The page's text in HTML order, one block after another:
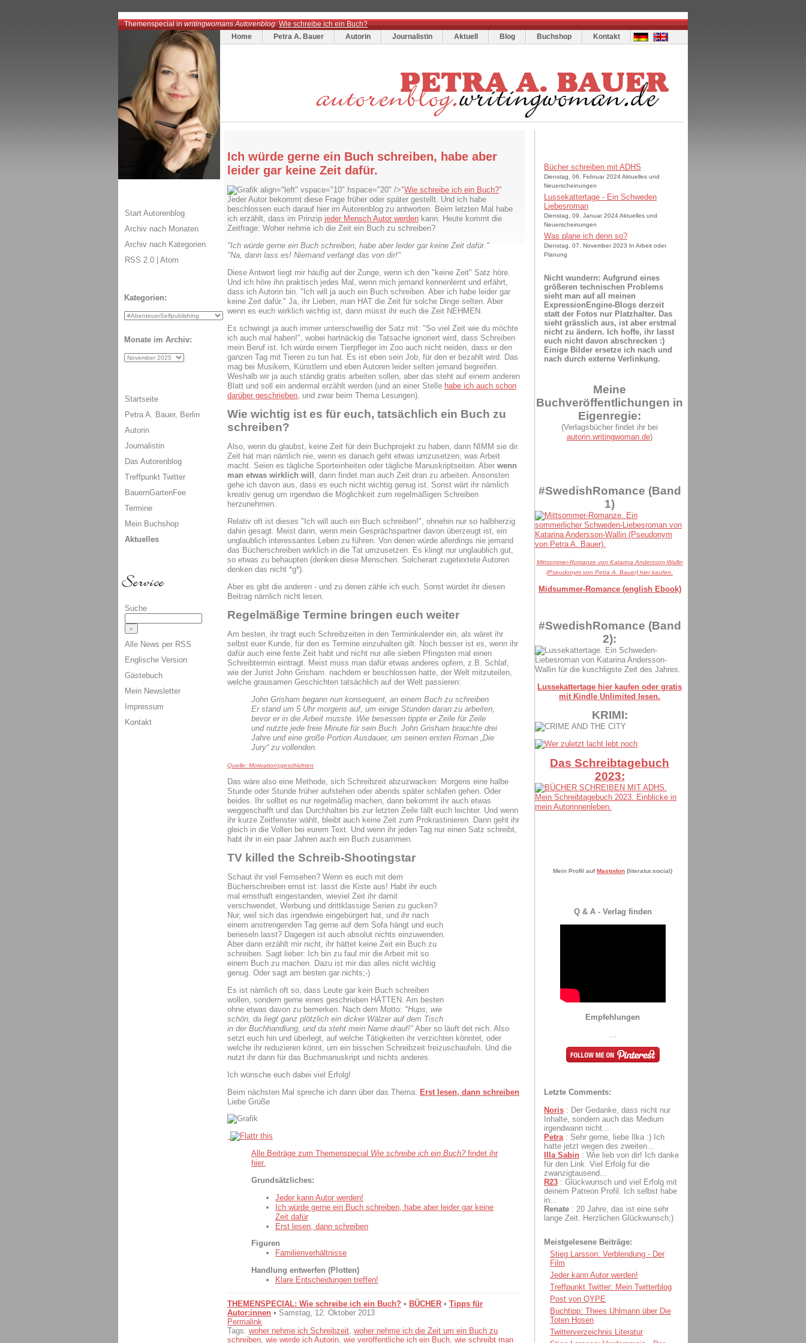
Themenspecial inwritingwomans Autorenblog:Wie schreibe ich ein Buch?
Home
Petra A. Bauer Autorin Journalistin Aktuell Blog Buchshop Kontakt
Ich würde gerne ein Buch schreiben, habe aber
leider gar keine Zeit dafür.
align="left" vspace="10" hspace="20" />"Wie schreibe ich ein Buch?"
Jeder Autor bekommt diese Frage früher oder später gestellt. Und ich habe
beschlossen euch darauf hier im Autorenblog zu antworten. Beim letzten Mal habe
ich erzählt, dass im Prinzip jeder Mensch Autor werden kann. Heute kommt die
Zeitfrage: Woher nehme ich die Zeit ein Buch zu schreiben?
"Ich würde gerne ein Buch schreiben, habe aber leider gar keine Zeit dafür."
"Na, dann lass es! Niemand verlangt das von dir!"
Diese Antwort liegt mir häufig auf der Zunge, wenn ich den "keine Zeit" Satz höre.
Und ich höre ihn praktisch jedes Mal, wenn mich jemand kennenlernt und erfährt,
dass ich Autorin bin. "Ich will ja auch ein Buch schreiben. Aber ich habe leider gar
keine Zeit dafür." Ja, ihr Lieben, man HAT die Zeit für solche Dinge selten. Aber
wenn es euch wirklich wichtig ist, dann müsst ihr euch die Zeit NEHMEN.
Es schwingt ja auch immer unterschwellig der Satz mit: "So viel Zeit wie du möchte
ich auch mal haben!", wobei hartnäckig die Tatsache ignoriert wird, dass Schreiben
mein Beruf ist. Ich würde einem Tierpfleger im Zoo auch nicht neiden, dass er den
ganzen Tag mit Tieren zu tun hat. Es ist eben sein Job, für den er bezahlt wird. Das
mag bei Musikern, Künstlern und eben Autoren leider selten jemand begreifen.
Weshalb wir ja auch ständig gratis arbeiten sollen, aber das steht auf einem anderen
Blatt und soll ein andermal erzählt werden (und an einer Stelle habe ich auch schon
darüber geschrieben , und zwar beim Thema Lesungen).
Wie wichtig ist es für euch, tatsächlich ein Buch zu
schreiben?
Also, wenn du glaubst, keine Zeit für dein Buchprojekt zu haben, dann NIMM sie dir.
Zeit hat man nämlich nie, wenn es danach geht etwas umzusetzen, was Arbeit
macht. Seien es tägliche Sporteinheiten oder tägliche Manuskriptseiten. Aber wenn
man etwas wirklich will , dann findet man auch Zeit dran zu arbeiten. Ansonsten
gehe ich davon aus, dass es euch nicht wichtig genug ist. Sonst wärt ihr nämlich
kreativ genug um irgendwo die Möglichkeit zum regelmäßigen Schreiben
herzunehmen.
Relativ oft ist dieses "Ich will auch ein Buch schreiben!", ohnehin nur so halbherzig
dahin gesagt. Meist dann, wenn mein Gesprächspartner davon überzeugt ist, ein
unglaublich interessantes Leben zu führen. Von denen würde allerdings nie jemand
das Bücherschreiben wirklich in die Tat umzusetzen. Es klingt nur unglaublich gut,
so etwas zu behaupten (denken diese Menschen. Solcherart zugetextete Autoren
denken das nicht *g*).
Aber es gibt die anderen - und zu denen zähle ich euch. Sonst würdet ihr diesen
Beitrag nämlich nicht lesen.
Regelmäßige Termine bringen euch weiter
Am besten, ihr tragt euch Schreibzeiten in den Terminkalender ein, als wäret ihr
selbst euer Kunde, für den es Termine einzuhalten gilt. Noch besser ist es, wenn ihr
dafür auch eine feste Zeit habt und nicht nur alle sieben Pfingsten mal einen
Schreibtermin eintragt. Meist muss man dafür etwas anderes opfern, z.B. Schlaf,
wie der Jurist John Grisham. nachdem er beschlossen hatte, der Welt mitzuteilen,
welche grausamen Geschichten tatsächlich auf der Welt passieren:
John Grisham begann nun konsequent, an einem Buch zu schreiben.
Er stand um 5 Uhr morgens auf, um einige Stunden daran zu arbeiten,
bevor er in die Arbeit musste. Wie besessen tippte er Zeile für Zeile
und nutzte jede freie Minute für sein Buch. John Grisham brauchte drei
Jahre und eine große Portion Ausdauer, um seinen ersten Roman „Die
Jury“ zu vollenden.
Quelle: Motivationsgeschichten
Das wäre also eine Methode, sich Schreibzeit abzuzwacken: Morgens eine halbe
Stunde oder Stunde früher aufstehen oder abends später schlafen gehen. Oder
beides. Ihr solltet es nur regelmäßig machen, dann bekommt ihr auch etwas
weggeschafft und das Durchhalten bis zur letzten Zeile fällt euch leichter. Und wenn
ihr kurze Zeitfenster wählt, bleibt auch keine Zeit zum Prokrastinieren. Dann geht ihr
gleich in die Vollen bei eurem Text. Und wenn ihr jeden Tag nur einen Satz schreibt,
habt ihr in ein paar Jahren auch ein Buch zusammen.
TV killed the Schreib-Shootingstar
Schaut ihr viel Fernsehen? Wenn es euch mit dem
Bücherschreiben ernst ist: lasst die Kiste aus! Habt ihr euch
mal ernsthaft eingestanden, wieviel Zeit ihr damit
verschwendet, Werbung und drittklassige Serien zu gucken?
Nur, weil sich das irgendwie eingebürgert hat, und ihr nach
einem anstrengenden Tag gerne auf dem Sofa hängt und euch
berieseln lasst? Dagegen ist auch absolut nichts einzuwenden.
Aber dann erzählt mir nicht, ihr hättet keine Zeit ein Buch zu
schreiben. Sagt lieber: Ich bin zu faul mir die Arbeit mit so
einem Buch zu machen. Dazu ist mir das alles nicht wichtig
genug. Oder sagt am besten gar nichts;-)
Es ist nämlich oft so, dass Leute gar kein Buch schreiben
wollen, sondern gerne eines geschrieben HÄTTEN. Am besten
ohne etwas davon zu bemerken. Nach dem Motto: "Hups, wie
schön, da liegt ganz plötzlich ein dicker Wälzer auf dem Tisch
in der Buchhandlung, und da steht mein Name drauf!" Aber so läuft det nich. Also
setzt euch hin und überlegt, auf welche Tätigkeiten ihr verzichten könntet, oder
welche ihr reduzieren könnt, um ein bisschen Schreibzeit freizuschaufeln. Und die
nutzt ihr dann für das Buchmanuskript und nichts anderes.
Ich wünsche euch dabei viel Erfolg!
Beim nächsten Mal spreche ich dann über das Thema: Erst lesen, dann schreiben
Liebe Grüße
Alle Beiträge zum Themenspecial Wie schreibe ich ein Buch?findet ihr
hier.
Grundsätzliches:
Jeder kann Autor werden!
Ich würde gerne ein Buch schreiben, habe aber leider gar keine
Zeit dafür
Erst lesen, dann schreiben
Figuren
Familienverhältnisse
Handlung entwerfen (Plotten)
Klare Entscheidungen treffen!
THEMENSPECIAL: Wie schreibe ich ein Buch? • BÜCHER • Tipps für
Autor:innen • Samstag, 12. Oktober 2013
Permalink
Tags: woher nehme ich Schreibzeit, woher nehme ich die Zeit um ein Buch zu
schreiben, wie werde ich Autorin, wie veröffentliche ich ein Buch, wie schreibt man
Bücher schreiben mit ADHS
Dienstag, 06. Februar 2024 Aktuelles und
Neuerscheinungen
Lussekattertage - Ein Schweden
Liebesroman
Dienstag, 09. Januar 2024 Aktuelles und
Neuerscheinungen
Was plane ich denn so?
Dienstag, 07. November 2023 In Arbeit oder
Planung
Nicht wundern: Aufgrund eines
größeren technischen Problems
sieht man auf all meinen
ExpressionEngine-Blogs derzeit
statt der Fotos nur Platzhalter. Das
sieht grässlich aus, ist aber erstmal
nicht zu ändern. Ich hoffe, ihr lasst
euch nicht davon abschrecken :)
Einige Bilder ersetze ich nach und
nach durch externe Verlinkung.
Meine
Buchveröffentlichungen in
Eigenregie:
(Verlagsbücher findet ihr bei
autorin.writingwoman.de)
#SwedishRomance (Band
1)
Mittsommer-Romanze von Katarina Andersson-Wallin
(Pseudonym von Petra A. Bauer) hier kaufen.
Midsummer-Romance (english Ebook)
#SwedishRomance (Band
2):
Lussekattertage hier kaufen oder gratis
mit Kindle Unlimited lesen.
KRIMI:
Das Schreibtagebuch
2023:
Mein Profil auf Mastodon (literatur.social)
Q & A - Verlag finden
Empfehlungen
Letzte Comments:
Noris : Der Gedanke, dass nicht nur
Inhalte, sondern auch das Medium
irgendwann nicht...
Petra : Sehr gerne, liebe Ilka :) Ich
hatte jetzt wegen des zweiten...
Illa Sabin : Wie lieb von dir! Ich danke
für den Link. Viel Erfolg für die
zwanzigtausend...
R23 : Glückwunsch und viel Erfolg mit
deinem Patreon Profil. Ich selbst habe
in...
Renate : 20 Jahre, das ist eine sehr
lange Zeit. Herzlichen Glückwunsch;)
Meistgelesene Beiträge:
Stieg Larsson: Verblendung - Der
Film
Jeder kann Autor werden!
Treffpunkt Twitter: Mein Twitterblog
Post von QYPE
Buchtipp: Thees Uhlmann über Die
Toten Hosen
Twitterverzeichnis Literatur
Start Autorenblog
Archiv nach Monaten
Archiv nach Kategorien
RSS 2.0 | Atom
Kategorien:
Monate im Archiv:
Startseite
Petra A. Bauer, Berlin
Autorin
Journalistin
Das Autorenblog
Treffpunkt Twitter
BauernGartenFee
Termine
Mein Buchshop
Aktuelles
Suche
Alle News per RSS
Englische Version
Gästebuch
Mein Newsletter
Impressum
Kontakt